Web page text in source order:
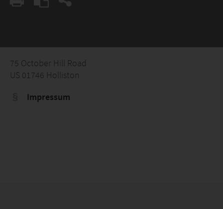
75 October Hill Road
US 01746 Holliston
Impressum